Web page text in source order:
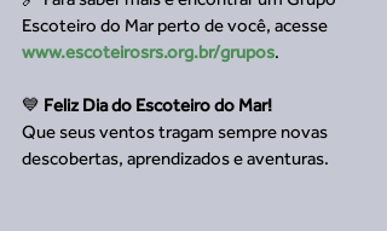
Escoteiro do Mar perto de você, acesse
www.escoteirosrs.org.br/grupos.
💙 Feliz Dia do Escoteiro do Mar!
Que seus ventos tragam sempre novas
descobertas, aprendizados e aventuras.